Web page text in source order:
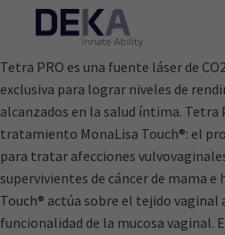
Tetra PRO es una fuente láser de
exclusiva para lograr niveles de
alcanzados en la salud íntima.
tratamiento MonaLisa Touch®: el
para tratar afecciones
supervivientes de cáncer de mama
Touch® actúa sobre el tejido
funcionalidad de la mucosa vaginal.